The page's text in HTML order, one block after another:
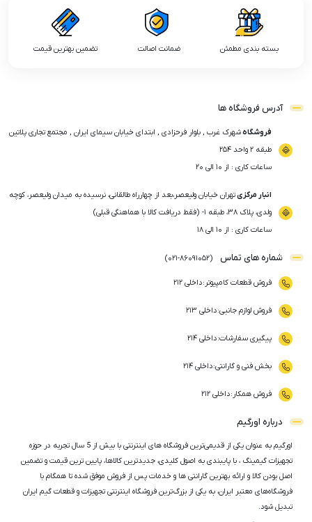
بسته بندی مطمئن ضمانت اصالت تضمین بهترین قیمت
آدرس فروشگاه ها
فروشگاهشهرک غرب , بلوار فرحزادی , ابتدای خیابان سیمای ایران , مجتمع تجاری پلاتین
طبقه ۲ واحد ۲۵۴
ساعات کاری : از ۱۰ الی ۲۰
انبار مرکزیتهران خیابان ولیعصر،بعد از چهارراه طالقانی، نرسیده به میدان ولیعصر، کوچه
ولدی، پلاک ۳۸، طبقه ۱- (فقط دریافت کالا با هماهنگی قبلی)
ساعات کاری : از ۱۰ الی ۱۸
شماره های تماس (
021-86091052
)
فروش قطعات کامپیوتر :داخلی ۲۱۲
فروش لوازم جانبی:داخلی ۲۱۳
پیگیری سفارشات:داخلی ۲۱۴
بخش فنی و گارانتی:داخلی ۲۱۴
فروش همکار :داخلی ۲۱۲
درباره اورگیم
اورگیم به عنوان یکی از قدیمی‌ترین فروشگاه های اینترنتی با بیش از 5 سال تجربه در حوزه
تجهیزات گیمینگ ، با پایبندی به اصول کلیدی، جدیدترین کالاها، پایین ترین قیمت و تضمین
اصل‌ بودن کالا و ارائه بهترین گارانتی ها و خدمات پس از فروش موفق شده تا همگام با
فروشگاه‌های معتبر ایران، به یکی از بزرگ‌ترین فروشگاه اینترنتی تجهیزات و قطعات گیم ایران
تبدیل شود.